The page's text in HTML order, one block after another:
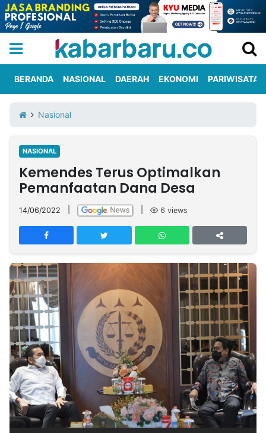
Iklan
Berita
Kami
Nasional
International
Olahraga
Entertainment
Daerah
Pariwisata
Kuliner
Kolom
Network
PT
TREETAN
MULTIMEDIA
INDONESIA
Partner
Insight
NTB
Suara
Time
Lens
IDN
Daily
Jogja
Jalan
Rakyat
Idealita
News
Kita
Notice
Dinamikapost.com
Radar
Baru
Seedbacklink
Follow
Kabarbaru
BERANDA NASIONAL DAERAH EKONOMI PARIWISATA
Nasional
NASIONAL
Kemendes Terus Optimalkan
Pemanfaatan Dana Desa
14/06/2022 6 views